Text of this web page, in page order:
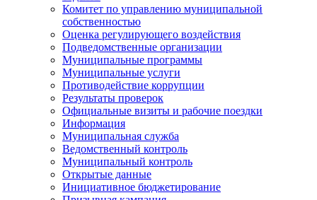
Комитет по управлению муниципальной
собственностью
Оценка регулирующего воздействия
Подведомственные организации
Муниципальные программы
Муниципальные услуги
Противодействие коррупции
Результаты проверок
Официальные визиты и рабочие поездки
Информация
Муниципальная служба
Ведомственный контроль
Муниципальный контроль
Открытые данные
Инициативное бюджетирование